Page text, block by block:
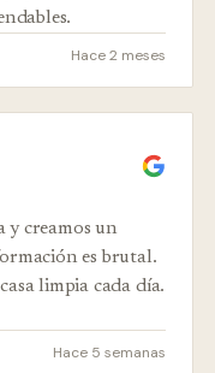
Hace 2 meses
y creamos un
es brutal.
limpia cada día.
Hace 5 semanas